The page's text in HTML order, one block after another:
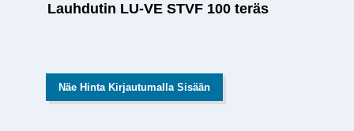
Lauhdutin LU-VE STVF 100 teräs
Näe Hinta Kirjautumalla Sisään